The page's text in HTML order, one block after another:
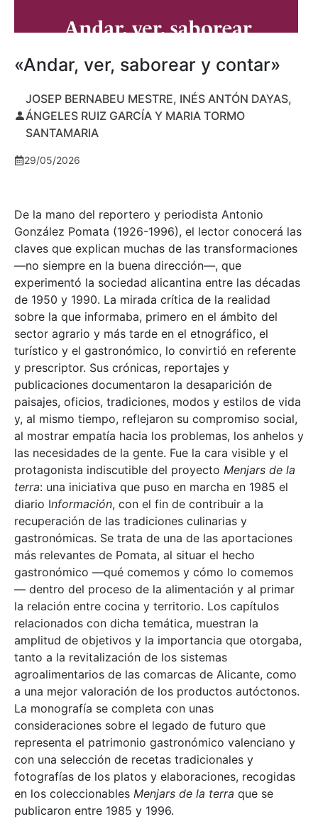
«Andar, ver, saborear y contar»
JOSEP BERNABEU MESTRE, INÉS ANTÓN DAYAS,
ÁNGELES RUIZ GARCÍA Y MARIA TORMO
SANTAMARIA
29/05/2026
De la mano del reportero y periodista Antonio
González Pomata (1926-1996), el lector conocerá las
claves que explican muchas de las transformaciones
—no siempre en la buena dirección—, que
experimentó la sociedad alicantina entre las décadas
de 1950 y 1990. La mirada crítica de la realidad
sobre la que informaba, primero en el ámbito del
sector agrario y más tarde en el etnográfico, el
turístico y el gastronómico, lo convirtió en referente
y prescriptor. Sus crónicas, reportajes y
publicaciones documentaron la desaparición de
paisajes, oficios, tradiciones, modos y estilos de vida
y, al mismo tiempo, reflejaron su compromiso social,
al mostrar empatía hacia los problemas, los anhelos y
las necesidades de la gente. Fue la cara visible y el
protagonista indiscutible del proyecto Menjars de la
terra: una iniciativa que puso en marcha en 1985 el
diario Información, con el fin de contribuir a la
recuperación de las tradiciones culinarias y
gastronómicas. Se trata de una de las aportaciones
más relevantes de Pomata, al situar el hecho
gastronómico —qué comemos y cómo lo comemos
— dentro del proceso de la alimentación y al primar
la relación entre cocina y territorio. Los capítulos
relacionados con dicha temática, muestran la
amplitud de objetivos y la importancia que otorgaba,
tanto a la revitalización de los sistemas
agroalimentarios de las comarcas de Alicante, como
a una mejor valoración de los productos autóctonos.
La monografía se completa con unas
consideraciones sobre el legado de futuro que
representa el patrimonio gastronómico valenciano y
con una selección de recetas tradicionales y
fotografías de los platos y elaboraciones, recogidas
en los coleccionables Menjars de la terra que se
publicaron entre 1985 y 1996.